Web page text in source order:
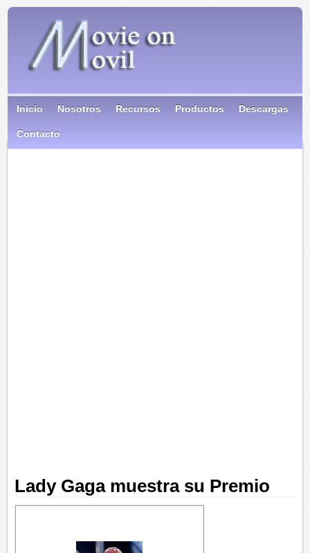
Inicio Nosotros Recursos Productos Descargas
Contacto
Lady Gaga muestra su Premio